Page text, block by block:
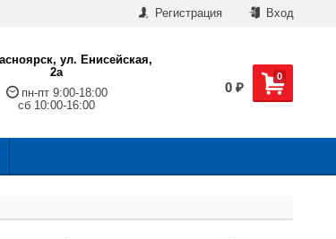
Регистрация Вход
ул. Енисейская,
2а
пн-пт 9:00-18:00
сб 10:00-16:00
0
0 ₽